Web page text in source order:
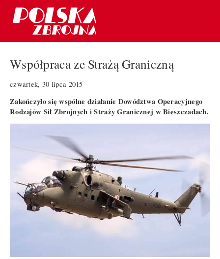
Współpraca ze Strażą Graniczną
czwartek, 30 lipca 2015
Zakończyło się wspólne działanie Dowództwa Operacyjnego
Rodzajów Sił Zbrojnych i Straży Granicznej w Bieszczadach.